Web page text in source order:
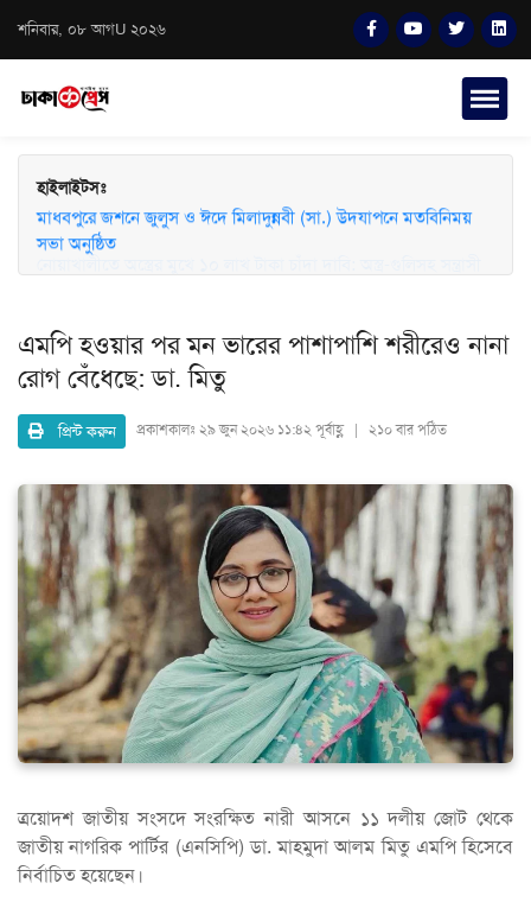
শনিবার, ০৮ আগU ২০২৬
হাইলাইটসঃ
মাধবপুরে জশনে জুলুস ও ঈদে মিলাদুন্নবী (সা.) উদযাপনে মতবিনিময়
সভা অনুষ্ঠিত
এমপি হওয়ার পর মন ভারের পাশাপাশি শরীরেও নানা
রোগ বেঁধেছে: ডা. মিতু
প্রিন্ট করুন প্রকাশকালঃ ২৯ জুন ২০২৬ ১১:৪২ পূর্বাহ্ণ | ২১০ বার পঠিত
ত্রয়োদশ জাতীয় সংসদে সংরক্ষিত নারী আসনে ১১ দলীয় জোট থেকে
জাতীয় নাগরিক পার্টির (এনসিপি) ডা. মাহমুদা আলম মিতু এমপি হিসেবে
নির্বাচিত হয়েছেন।